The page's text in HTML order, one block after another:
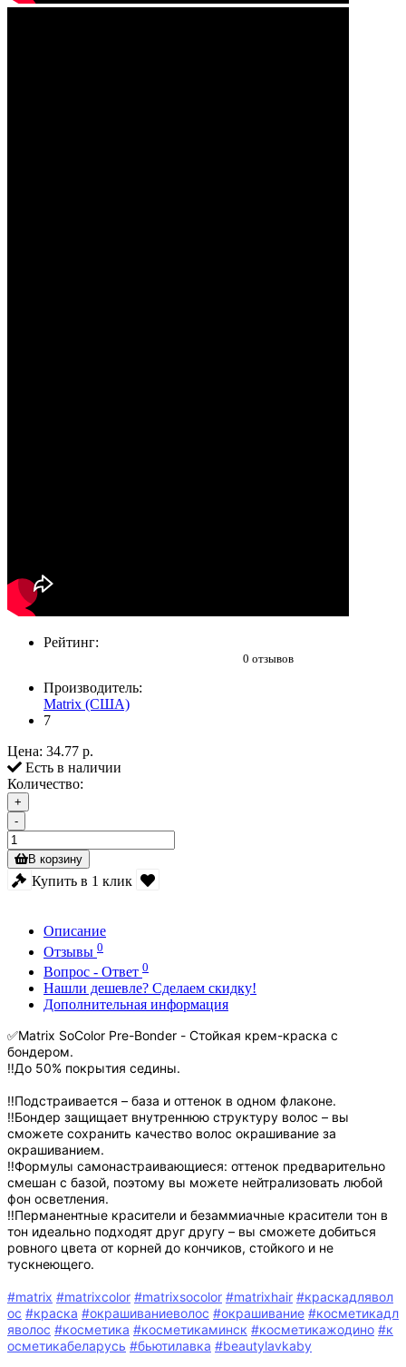
Рейтинг:
0 отзывов
Производитель:
Matrix (США)
7
Цена: 34.77 р.
Есть в наличии
Количество:
+
-
В корзину
Купить в 1 клик
Описание
Отзывы 0
Вопрос - Ответ 0
Нашли дешевле? Сделаем скидку!
Дополнительная информация
✅Matrix SoColor Pre-Bonder - Стойкая крем-краска с
бондером.
‼️До 50% покрытия седины.
‼️Подстраивается – база и оттенок в одном флаконе.
‼️Бондер защищает внутреннюю структуру волос – вы
сможете сохранить качество волос окрашивание за
окрашиванием.
‼️Формулы самонастраивающиеся: оттенок предварительно
смешан с базой, поэтому вы можете нейтрализовать любой
фон осветления.
‼️Перманентные красители и безаммиачные красители тон в
тон идеально подходят друг другу – вы сможете добиться
ровного цвета от корней до кончиков, стойкого и не
тускнеющего.
#matrix #matrixcolor #matrixsocolor #matrixhair #краскадлявол
ос #краска #окрашиваниеволос #окрашивание #косметикадл
яволос #косметика #косметикаминск #косметикажодино #к
осметикабеларусь #бьютилавка #beautylavkaby